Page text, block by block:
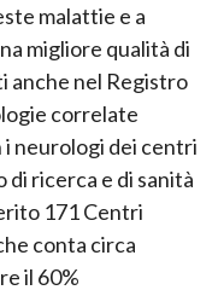
malattie e a
migliore qualità di
anche nel Registro
correlate
i neurologi dei centri
ricerca e di sanità
171 Centri
conta circa
il 60%